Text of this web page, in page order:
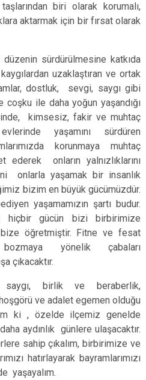
biri olarak korumalı,
aktarmak için bir fırsat olarak
sürdürülmesine katkıda
uzaklaştıran ve ortak
dostluk, sevgi, saygı gibi
coşku ile daha yoğun yaşandığı
kimsesiz, fakir ve muhtaç
yaşamını sürdüren
korunmaya muhtaç
ederek onların yalnızlıklarını
onlarla yaşamak bir insanlık
bizim en büyük gücümüzdür.
yaşamamızın şartı budur.
hiçbir gücün bizi birbirimize
öğretmiştir. Fitne ve fesat
yönelik çabaları
çıkacaktır.
saygı, birlik ve beraberlik,
ve adalet egemen olduğu
ki , özelde ilçemiz genelde
aydınlık günlere ulaşacaktır.
sahip çıkalım, birbirimize ve
hatırlayarak bayramlarımızı
yaşayalım.